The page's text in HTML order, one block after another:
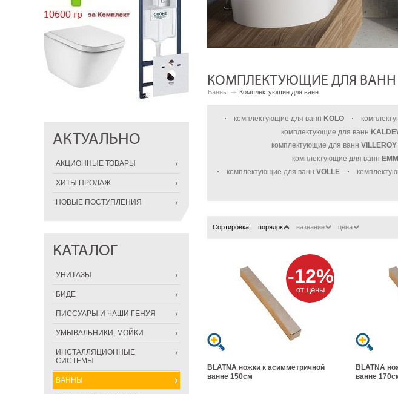
АКТУАЛЬНО
АКЦИОННЫЕ ТОВАРЫ
ХИТЫ ПРОДАЖ
НОВЫЕ ПОСТУПЛЕНИЯ
КАТАЛОГ
УНИТАЗЫ
БИДЕ
ПИССУАРЫ И ЧАШИ ГЕНУЯ
УМЫВАЛЬНИКИ, МОЙКИ
ИНСТАЛЛЯЦИОННЫЕ
СИСТЕМЫ
ВАННЫ
КОМПЛЕКТУЮЩИЕ ДЛЯ ВАНН
Ванны Комплектующие для ванн
комплектующие для ванн KOLO
комплектующие для ванн
комплектующие для ванн
комплектующие для ванн
комплектующие для ванн VOLLE
Сортировка: порядок название цена
-12%
от цены
BLATNA ножки к асимметричной
ванне 150см
BLATNA
ванне